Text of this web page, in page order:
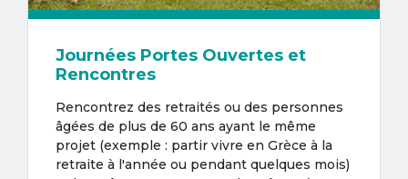
Journées Portes Ouvertes et
Rencontres
Rencontrez des retraités ou des personnes
âgées de plus de 60 ans ayant le même
projet (exemple : partir vivre en Grèce à la
retraite à l'année ou pendant quelques mois)